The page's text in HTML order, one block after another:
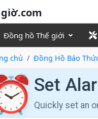
Đồng hồ Thế giới
chủ Đồng Hồ Báo
Set
Quickly set an